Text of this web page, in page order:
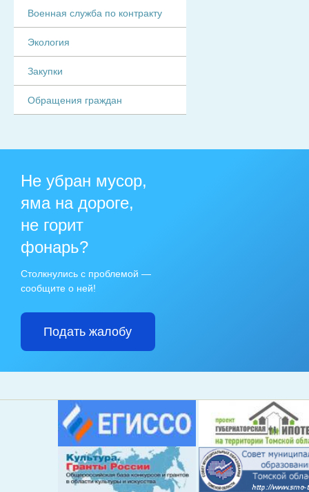
Военная служба по контракту
Экология
Закупки
Обращения граждан
Не убран мусор,
яма на дороге,
не горит
фонарь?
Столкнулись с проблемой —
сообщите о ней!
Подать жалобу